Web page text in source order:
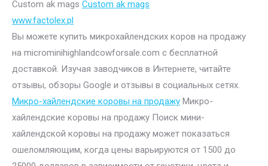
Custom ak mags Custom ak mags
www.factolex.pl
Вы можете купить микрохайлендских коров на продажу
на microminihighlandcowforsale.com с бесплатной
доставкой. Изучая заводчиков в Интернете, читайте
отзывы, обзоры Google и отзывы в социальных сетях.
Микро-хайлендские коровы на продажу Микро-
хайлендские коровы на продажу Поиск мини-
хайлендской коровы на продажу может показаться
ошеломляющим, когда цены варьируются от 1500 до